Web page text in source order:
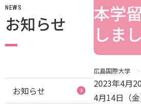
受験生の方
卒業生の方
広島国際大学
本学
しま
2023年4月
4月14日（
NEWS
お知らせ
お知らせ